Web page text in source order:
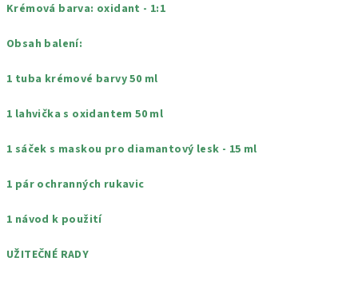
Krémová barva: oxidant - 1:1
Obsah balení:
1 tuba krémové barvy 50 ml
1 lahvička s oxidantem 50 ml
1 sáček s maskou pro diamantový lesk - 15 ml
1 pár ochranných rukavic
1 návod k použití
UŽITEČNÉ RADY